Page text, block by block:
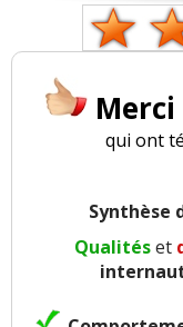
qui ont
Synthèse
Qualitéset